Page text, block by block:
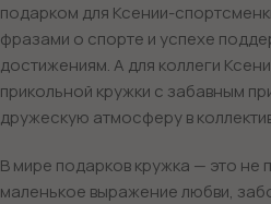
подарком для Ксении-
фразами о спорте и успехе
достижениям. А для коллеги
прикольной кружки с забавным
дружескую атмосферу в
В мире подарков кружка — это не
маленькое выражение любви,